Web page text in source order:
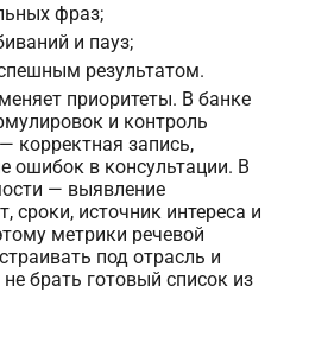
фраз;
и пауз;
результатом.
приоритеты. В банке
и контроль
корректная запись,
ошибок в консультации. В
— выявление
сроки, источник интереса и
метрики речевой
под отрасль и
брать готовый список из